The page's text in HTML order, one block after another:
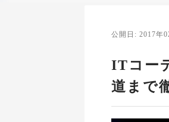
公開日: 2017年
ITコー
道まで